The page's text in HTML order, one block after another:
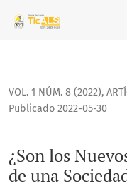
¿Son los Nuevos
VOL. 1 NÚM. 8 (2022),
¿Son los
de una
Publicado 2022-05-30